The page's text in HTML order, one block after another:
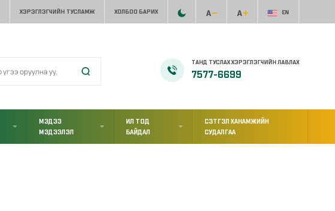
ХЭРЭГЛЭГЧИЙН ТУСЛАМЖ ХОЛБОО БАРИХ EN
ТАНД ТУСЛАХ ХЭРЭГЛЭГЧИЙН ЛАВЛАХ
7577-6699
МЭДЭЭ
МЭДЭЭЛЭЛ
ИЛ ТОД
БАЙДАЛ
СЭТГЭЛ ХАНАМЖИЙН
СУДАЛГАА